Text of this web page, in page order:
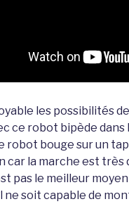
les possibilités
ce robot bipède dans
robot bouge sur un
car la marche est
pas le meilleur
ne soit capable de